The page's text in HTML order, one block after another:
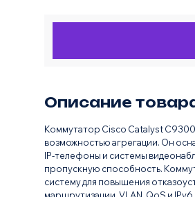
Описание
Коммутатор Cisco Catalyst
возможностью агрегации. Он
IP-телефоны и системы
пропускную способность.
систему для повышения